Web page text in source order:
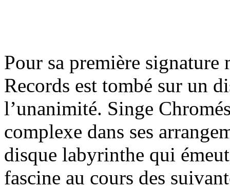
Pour sa première
Records est tombé sur un
l’unanimité. Singe
complexe dans ses
disque labyrinthe qui
fascine au cours des